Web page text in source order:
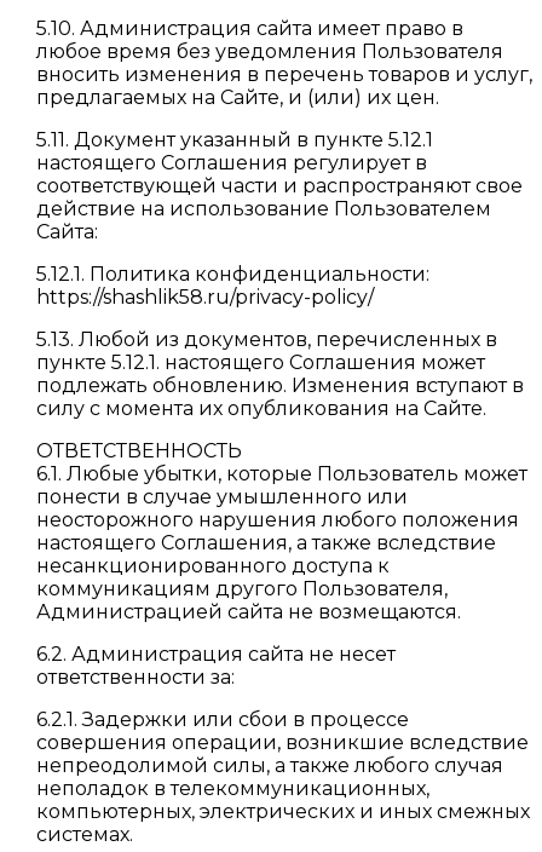
5.10. Администрация сайта имеет право в
любое время без уведомления Пользователя
вносить изменения в перечень товаров и услуг,
предлагаемых на Сайте, и (или) их цен.
5.11. Документ указанный в пункте 5.12.1
настоящего Соглашения регулирует в
соответствующей части и распространяют свое
действие на использование Пользователем
Сайта:
5.12.1. Политика конфиденциальности:
https://shashlik58.ru/privacy-policy/
5.13. Любой из документов, перечисленных в
пункте 5.12.1. настоящего Соглашения может
подлежать обновлению. Изменения вступают в
силу с момента их опубликования на Сайте.
ОТВЕТСТВЕННОСТЬ
6.1. Любые убытки, которые Пользователь может
понести в случае умышленного или
неосторожного нарушения любого положения
настоящего Соглашения, а также вследствие
несанкционированного доступа к
коммуникациям другого Пользователя,
Администрацией сайта не возмещаются.
6.2. Администрация сайта не несет
ответственности за:
6.2.1. Задержки или сбои в процессе
совершения операции, возникшие вследствие
непреодолимой силы, а также любого случая
неполадок в телекоммуникационных,
компьютерных, электрических и иных смежных
системах.